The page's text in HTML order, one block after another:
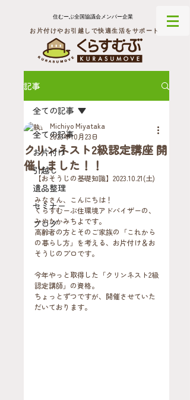
住むーぶ全国協議会メンバー企業
お片付けやお引越しで快適生活をサポート
記事
全ての記事
お片付け
引越し
遺品整理
セミナー
ブログ
全ての記事
クリンネスト2級認定講座 開
催しました！！
Michiyo Miyataka
2023年10月23日
【おそうじの基礎知識】2023.10.21(土)
みなさん、こんにちは！
くらすむーぶ住環境アドバイザーの、
みやたかみちよです。
高齢者の方とそのご家族の「これから
の暮らし方」を考える、お片付け＆お
そうじのプロです。
今年やっと取得した「クリンネスト2級
認定講師」の資格。
ちょっとずつですが、開催させていた
だいております。